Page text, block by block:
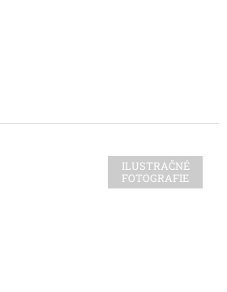
ILUSTRAČNÉ
FOTOGRAFIE